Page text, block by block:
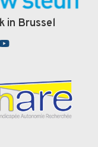
in Brussel